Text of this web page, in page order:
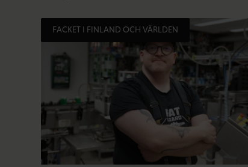
FACKET I FINLAND OCH VÄRLDEN